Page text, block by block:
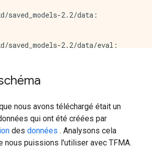
saved_models-2.2/data:
saved_models-2.2/data/eval:
saved_models-2.2/data/train:
saved_models-2.2/models:
saved_models-2.2/models/estimator:
nous avons téléchargé était un
qui ont été créées par
des données . Analysons cela
nous puissions l'utiliser avec TFMA.